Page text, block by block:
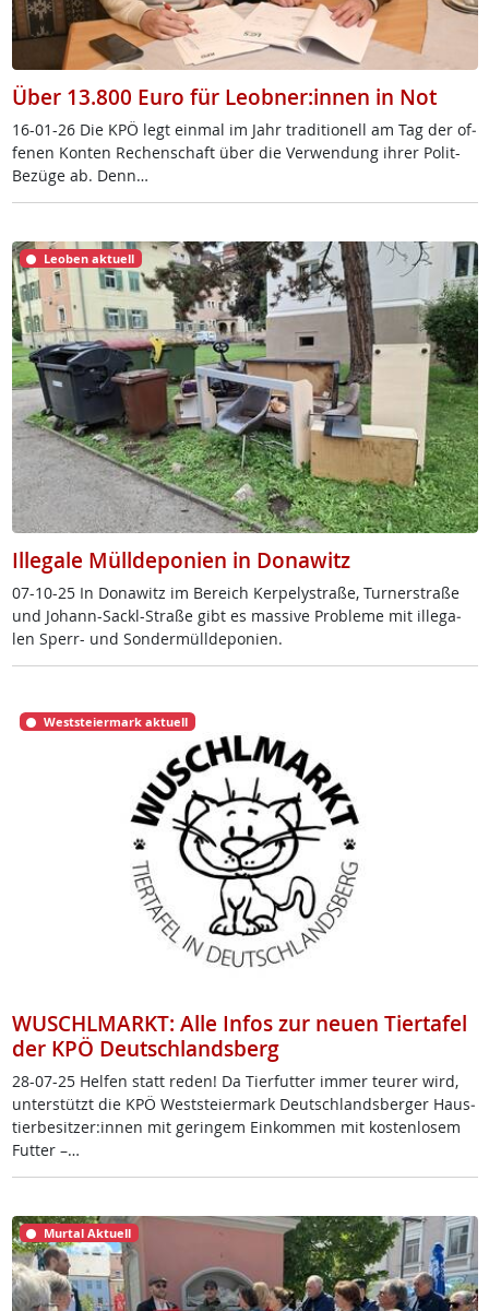
Über 13.800 Euro für Leobner:innen in Not
16-01-26 Die KPÖ legt ein­mal im Jahr tra­di­tio­nell am Tag der of­
fe­nen Kon­ten Re­chen­schaft über die Ver­wen­dung ih­rer Po­lit-
Be­zü­ge ab. Denn…
Leoben aktuell
Illegale Mülldeponien in Donawitz
07-10-25 In Do­na­witz im Be­reich Ker­pe­ly­stra­ße, Tur­ner­stra­ße
und Jo­hann-Sackl-Stra­ße gibt es mas­si­ve Pro­b­le­me mit il­le­ga­
len Sperr- und Son­der­müll­de­po­ni­en.
Weststeiermark aktuell
WUSCHLMARKT: Alle Infos zur neuen Tiertafel
der KPÖ Deutschlandsberg
28-07-25 Hel­fen statt re­den! Da Tier­fut­ter im­mer teu­rer wird,
un­ter­stützt die KPÖ West­s­tei­er­mark Deut­sch­lands­ber­ger Haus­
tier­be­sit­zer:in­nen mit ge­rin­gem Ein­kom­men mit kos­ten­lo­sem
Fut­ter –…
Murtal Aktuell